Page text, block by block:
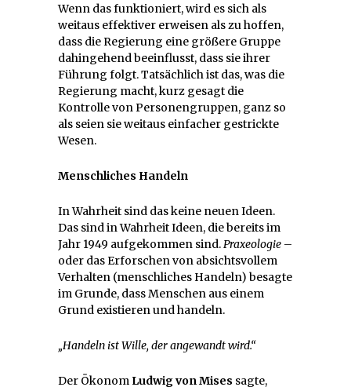
Wenn das funktioniert, wird es sich als
weitaus effektiver erweisen als zu hoffen,
dass die Regierung eine größere Gruppe
dahingehend beeinflusst, dass sie ihrer
Führung folgt. Tatsächlich ist das, was die
Regierung macht, kurz gesagt die
Kontrolle von Personengruppen, ganz so
als seien sie weitaus einfacher gestrickte
Wesen.
Menschliches Handeln
In Wahrheit sind das keine neuen Ideen.
Das sind in Wahrheit Ideen, die bereits im
Jahr 1949 aufgekommen sind.Praxeologie –
oder das Erforschen von absichtsvollem
Verhalten (menschliches Handeln) besagte
im Grunde, dass Menschen aus einem
Grund existieren und handeln.
„Handeln ist Wille, der angewandt wird.“
Der Ökonom Ludwig von Mises sagte,